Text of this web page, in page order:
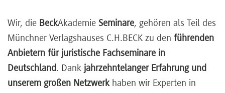
Wir, die BeckAkademie Seminare, gehören als Teil des
Münchner Verlagshauses C.H.BECK zu den führenden
Anbietern für juristische Fachseminare in
Deutschland. Dank jahrzehntelanger Erfahrung und
unserem großen Netzwerkhaben wir Experten in